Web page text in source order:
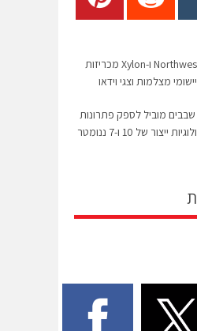
זיילינקס, Northwest Logic ו-Xylon מכריזות
שבבים מוביל לספק פתרונות
של 10 ו-7 ננומטר